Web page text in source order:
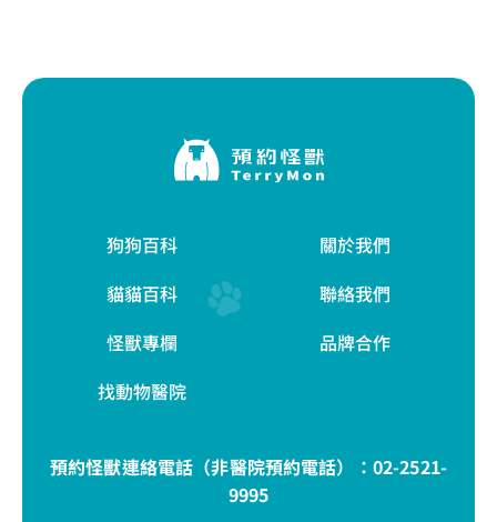
狗狗百科
貓貓百科
怪獸專欄
找動物醫院
關於我們
聯絡我們
品牌合作
預約怪獸連絡電話（非醫院預約電話）： 02-2521-
9995